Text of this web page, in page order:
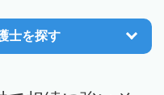
士を探す